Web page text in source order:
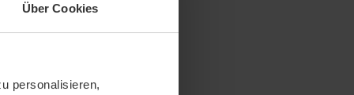
Über Cookies
personalisieren,